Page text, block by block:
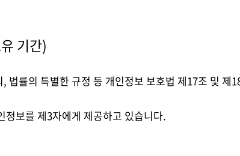
기간)
법률의 특별한 규정 등 개인정보 보호법 제17조 및 제
정보를 제3자에게 제공하고 있습니다.